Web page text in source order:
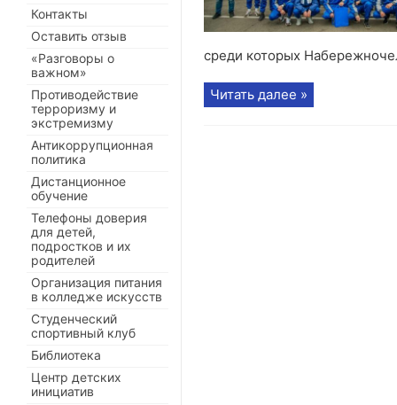
среди которых
Читать далее »
Контакты
Оставить отзыв
«Разговоры о
важном»
Противодействие
терроризму и
экстремизму
Антикоррупционная
политика
Дистанционное
обучение
Телефоны доверия
для детей,
подростков и их
родителей
Организация питания
в колледже искусств
Студенческий
спортивный клуб
Библиотека
Центр детских
инициатив